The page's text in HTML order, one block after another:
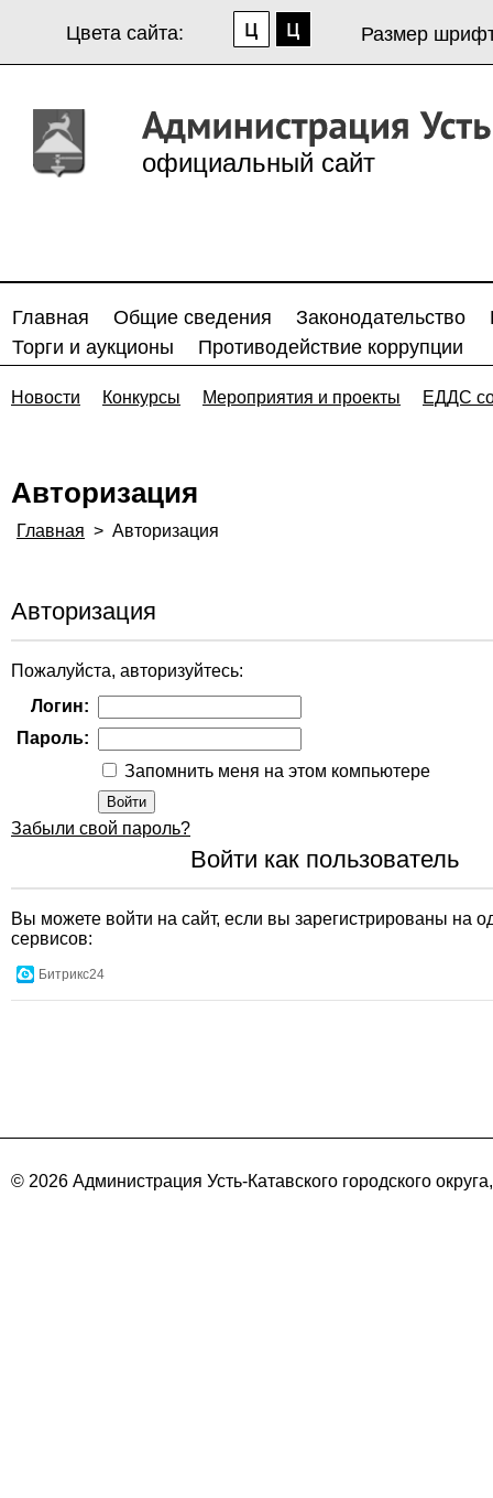
Цвета сайта: Размер
официальный сайт
Главная Общие сведения Законодательство
Торги и аукционы
Противодействие коррупции
Новости Конкурсы Мероприятия и проекты ЕДДС
Авторизация
Главная > Авторизация
Авторизация
Пожалуйста, авторизуйтесь:
Логин:
Пароль:
Запомнить меня на этом компьютере
Забыли свой пароль?
Войти как пользователь
Вы можете войти на сайт, если вы зарегистрированы на
сервисов:
Битрикс24
© 2026 Администрация Усть-Катавского городского